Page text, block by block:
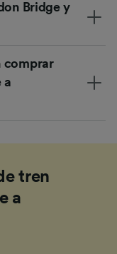
Bridge y
comprar
a
tren
a